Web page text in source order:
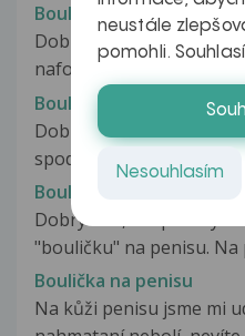
Boulička na penisu
Dobrý den, už před
nafoukla tato kulička.
Boulička na penisu
Dobrý den, před rokem a
spodni straně penisu
Boulička na penisu
Dobrý den, cca před
"bouličku" na penisu. Na
Boulička na penisu
Na kůži penisu jsme mi
neustále
pomohli.
Nesouhlasím